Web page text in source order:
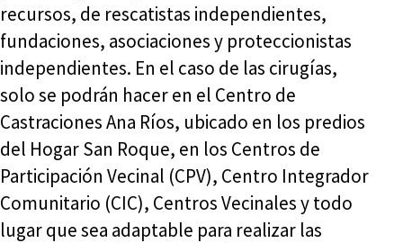
recursos, de rescatistas independientes,
fundaciones, asociaciones y proteccionistas
independientes. En el caso de las cirugías,
solo se podrán hacer en el Centro de
Castraciones Ana Ríos, ubicado en los predios
del Hogar San Roque, en los Centros de
Participación Vecinal (CPV), Centro Integrador
Comunitario (CIC), Centros Vecinales y todo
lugar que sea adaptable para realizar las